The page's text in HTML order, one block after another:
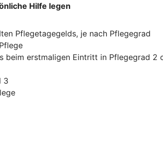
Hilfe legen
Pflegetagegelds, je nach Pflegegrad
beim erstmaligen Eintritt in Pflegegrad 2
3